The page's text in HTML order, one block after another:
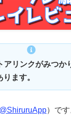
アリンクがみつか
ます。
@ShiruruApp）です